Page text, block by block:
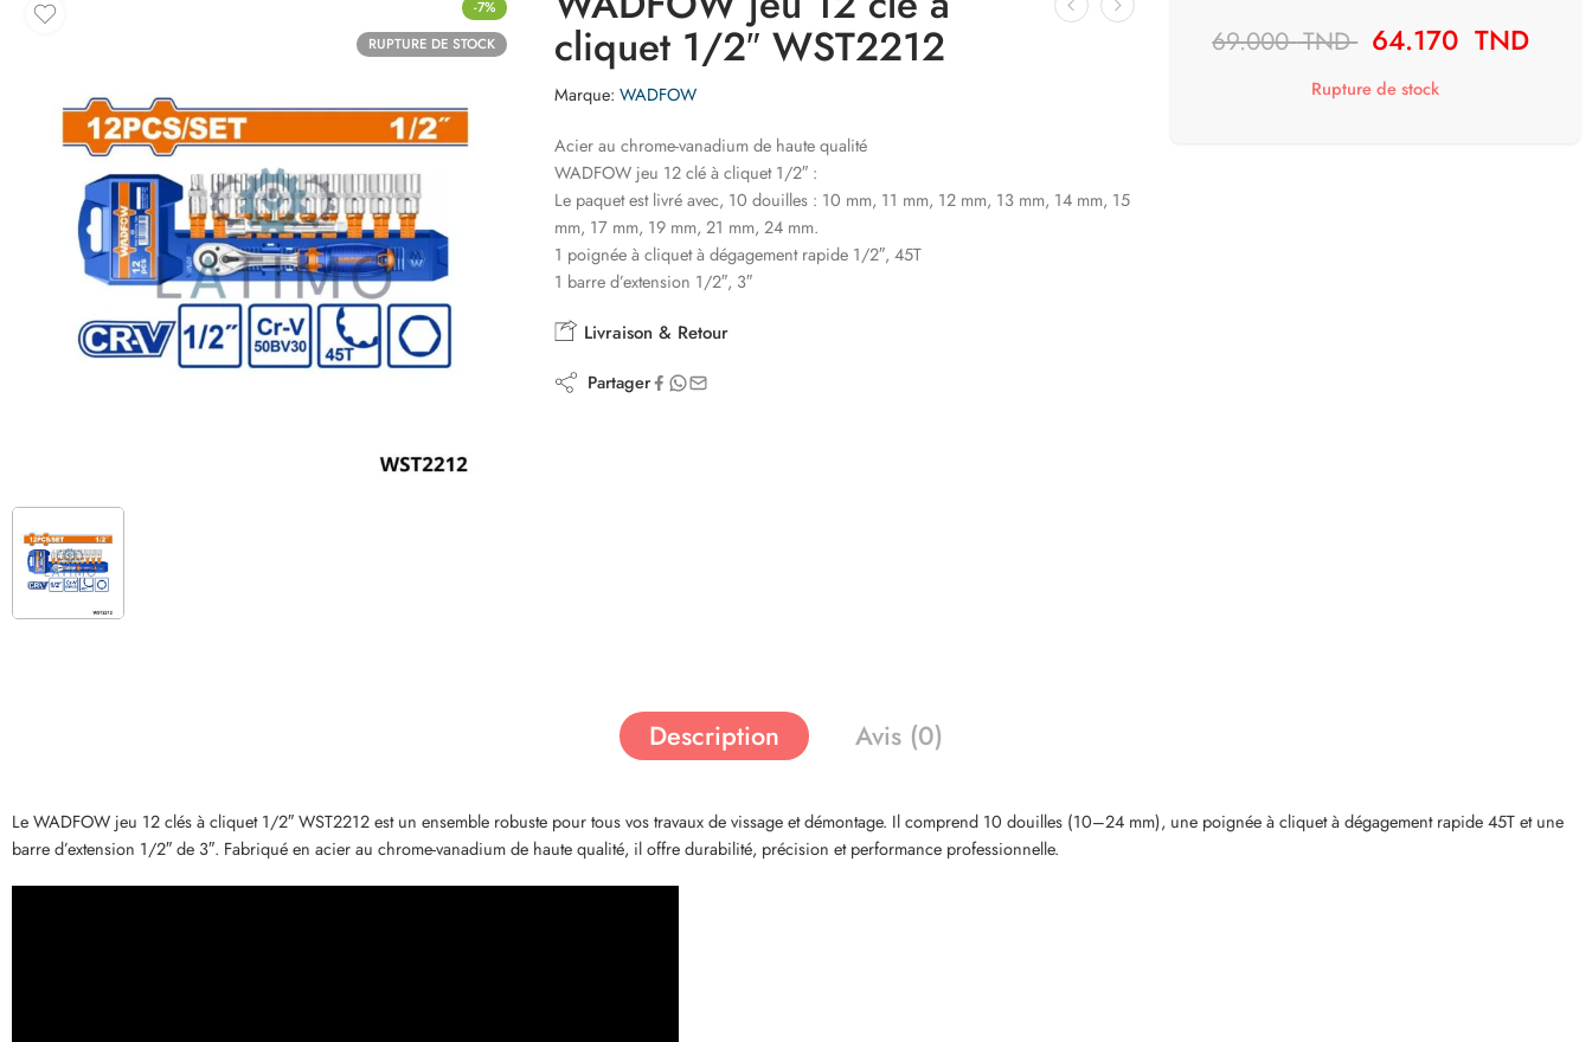
-7%
RUPTURE DE STOCK
cliquet 1/2″ WST2212
Marque: WADFOW
Acier au chrome-vanadium de haute qualité
WADFOW jeu 12 clé à cliquet 1/2″ :
Le paquet est livré avec, 10 douilles : 10 mm, 11 mm, 12 mm, 13 mm, 14 mm, 15
mm, 17 mm, 19 mm, 21 mm, 24 mm.
1 poignée à cliquet à dégagement rapide 1/2″, 45T
1 barre d’extension 1/2″, 3″
Livraison & Retour
Partager
69.000TND 64.170 TND
Rupture de stock
Description Avis (0)
Le WADFOW jeu 12 clés à cliquet 1/2″ WST2212 est un ensemble robuste pour tous vos travaux de vissage et démontage. Il comprend 10 douilles (10–24 mm), une poignée à cliquet à dégagement rapide 45T et une
barre d’extension 1/2″ de 3″. Fabriqué en acier au chrome-vanadium de haute qualité, il offre durabilité, précision et performance professionnelle.